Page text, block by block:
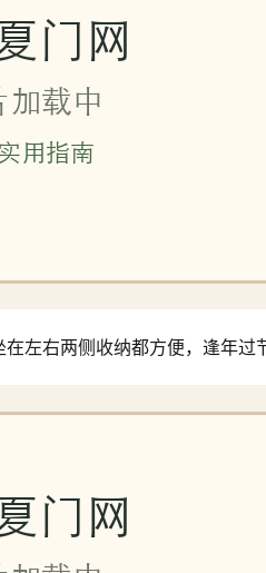
在左右两侧收纳都方便，逢年过